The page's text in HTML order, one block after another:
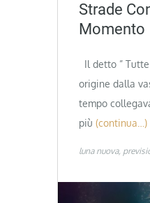
Strade
Momento
Il detto ”
origine dalla
tempo
più (continua…)
luna nuova